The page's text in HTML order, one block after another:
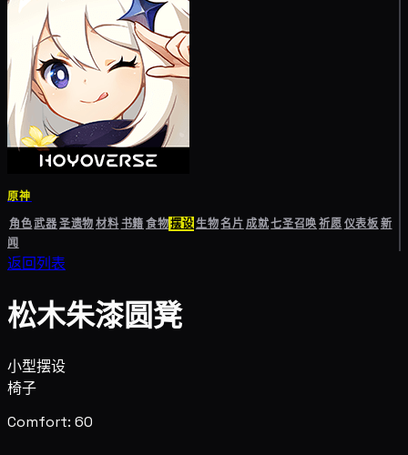
原神
角色武器圣遗物材料书籍食物摆设生物名片成就七圣召唤祈愿仪表板新
闻
返回列表
松木朱漆圆凳
小型摆设
椅子
Comfort: 60